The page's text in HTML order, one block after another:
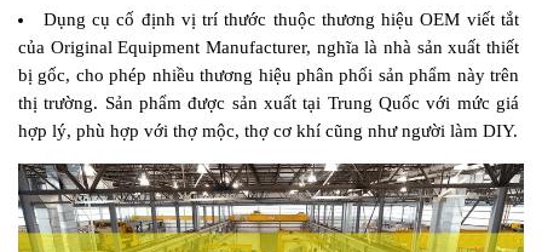
Dụng cụ cố định vị trí thước thuộc thương hiệu OEM viết tắt
của Original Equipment Manufacturer, nghĩa là nhà sản xuất thiết
bị gốc, cho phép nhiều thương hiệu phân phối sản phẩm này trên
thị trường. Sản phẩm được sản xuất tại Trung Quốc với mức giá
hợp lý, phù hợp với thợ mộc, thợ cơ khí cũng như người làm DIY.